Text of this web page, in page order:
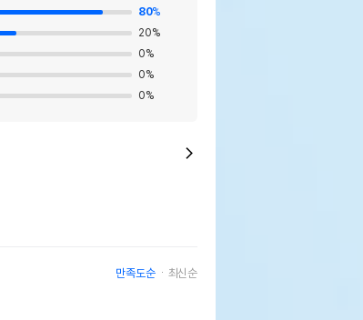
80%
20%
0%
0%
0%
만족도순 최신순